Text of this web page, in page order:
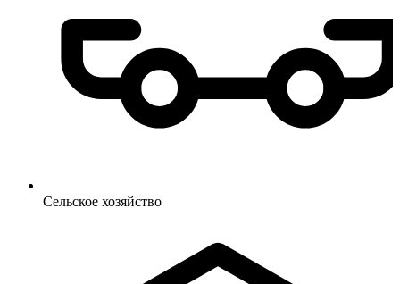
Сельское хозяйство